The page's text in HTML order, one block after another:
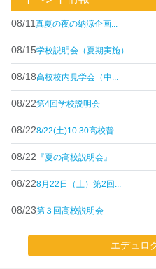
08/11 真夏の夜の納涼企画...
08/15学校説明会（夏期実施）
08/18高校校内見学会（中...
08/22第4回学校説明会
08/228/22(土)10:30高校普...
08/22 『夏の高校説明会』
08/228月22日（土）第2回...
08/23第３回高校説明会
エデュロ